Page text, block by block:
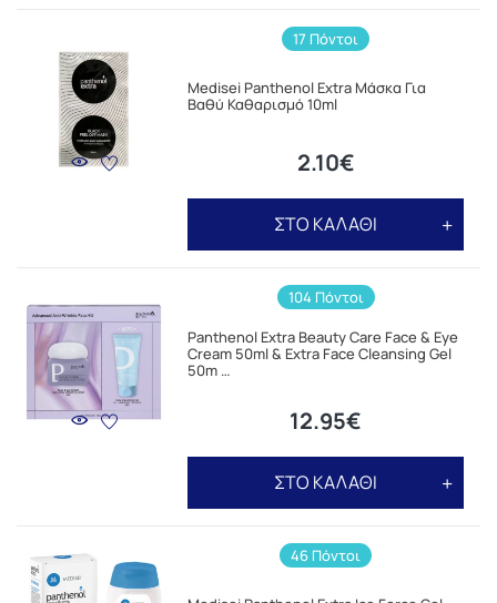
17 Πόντοι
Medisei Panthenol Extra Μάσκα Για
Βαθύ Καθαρισμό 10ml
2.10€
ΣΤΟ ΚΑΛΑΘΙ
104 Πόντοι
Panthenol Extra Beauty Care Face & Eye
Cream 50ml & Extra Face Cleansing Gel
50m …
12.95€
ΣΤΟ ΚΑΛΑΘΙ
46 Πόντοι